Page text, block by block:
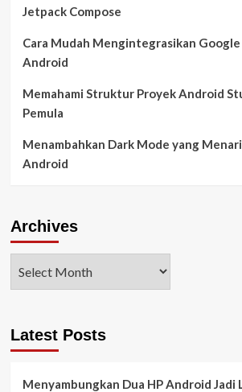
Jetpack Compose
Cara Mudah Mengintegrasikan
Android
Memahami Struktur Proyek Android
Pemula
Menambahkan Dark Mode yang
Android
Archives
Latest Posts
Menyambungkan Dua HP Android Jadi